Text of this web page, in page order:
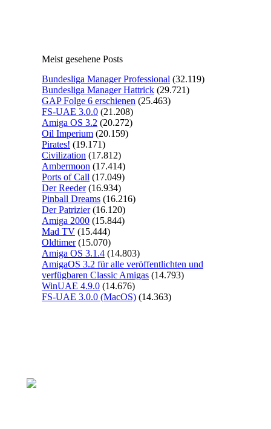
Meist gesehene Posts
Bundesliga Manager Professional (32.119)
Bundesliga Manager Hattrick (29.721)
GAP Folge 6 erschienen (25.463)
FS-UAE 3.0.0 (21.208)
Amiga OS 3.2 (20.272)
Oil Imperium (20.159)
Pirates! (19.171)
Civilization (17.812)
Ambermoon (17.414)
Ports of Call (17.049)
Der Reeder (16.934)
Pinball Dreams (16.216)
Der Patrizier (16.120)
Amiga 2000 (15.844)
Mad TV (15.444)
Oldtimer (15.070)
Amiga OS 3.1.4 (14.803)
AmigaOS 3.2 für alle veröffentlichten und
verfügbaren Classic Amigas (14.793)
WinUAE 4.9.0 (14.676)
FS-UAE 3.0.0 (MacOS) (14.363)